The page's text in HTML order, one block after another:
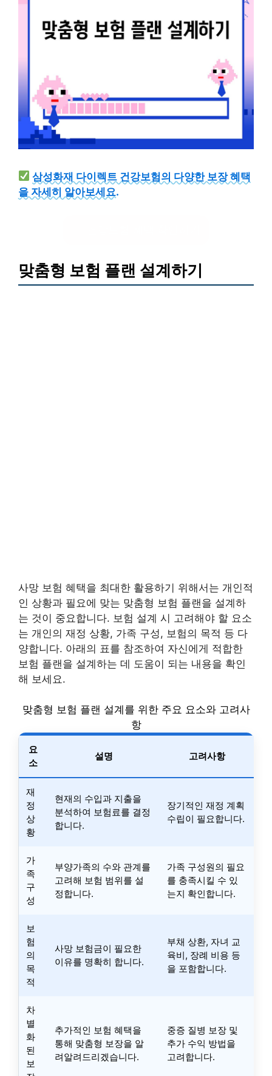
삼성화재 다이렉트 건강보험의 다양한 보장 혜택
을 자세히 알아보세요.
맞춤형 보험 플랜 설계하기
사망 보험 혜택을 최대한 활용하기 위해서는 개인적
인 상황과 필요에 맞는 맞춤형 보험 플랜을 설계하
는 것이 중요합니다. 보험 설계 시 고려해야 할 요소
는 개인의 재정 상황, 가족 구성, 보험의 목적 등 다
양합니다. 아래의 표를 참조하여 자신에게 적합한
보험 플랜을 설계하는 데 도움이 되는 내용을 확인
해 보세요.
맞춤형 보험 플랜 설계를 위한 주요 요소와 고려사
항
요
소
설명 고려사항
재
정
상
황
현재의 수입과 지출을
분석하여 보험료를 결정
합니다.
장기적인 재정 계획
수립이 필요합니다.
가
족
구
성
부양가족의 수와 관계를
고려해 보험 범위를 설
정합니다.
가족 구성원의 필요
를 충족시킬 수 있
는지 확인합니다.
보
험
의
목
적
사망 보험금이 필요한
이유를 명확히 합니다.
부채 상환, 자녀 교
육비, 장례 비용 등
을 포함합니다.
차
별
화
된
보
추가적인 보험 혜택을
통해 맞춤형 보장을 알
려알려드리겠습니다.
중증 질병 보장 및
추가 수익 방법을
고려합니다.